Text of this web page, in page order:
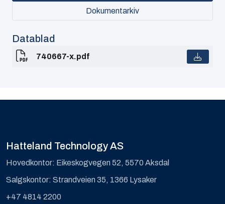
Dokumentarkiv
Datablad
740667-x.pdf
Hatteland Technology AS
Hovedkontor: Eikeskogvegen 52, 5570 Aksdal
Salgskontor: Strandveien 35, 1366 Lysaker
+47 4814 2200